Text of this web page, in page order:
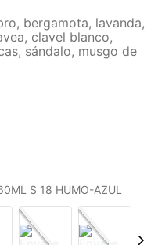
bergamota, lavanda,
clavel blanco,
sándalo, musgo de
S 18 HUMO-AZUL